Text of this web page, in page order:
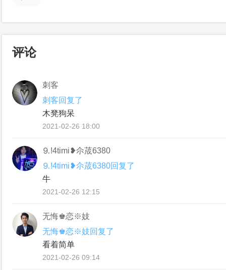
评论
刺客
刺客回复了
木凳狗呆
2021-02-26 18:00
⒐!4timi❥尒荿6380
⒐!4timi❥尒荿6380回复了
牛
2021-02-26 12:15
无悔♚恋※妓
无悔♚恋※妓回复了
看着简单
2021-02-26 09:14